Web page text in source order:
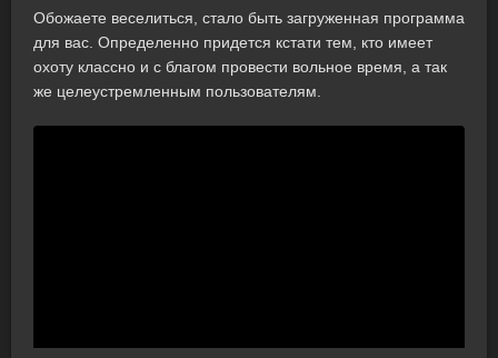
Обожаете веселиться, стало быть загруженная программа
для вас. Определенно придется кстати тем, кто имеет
охоту классно и с благом провести вольное время, а так
же целеустремленным пользователям.